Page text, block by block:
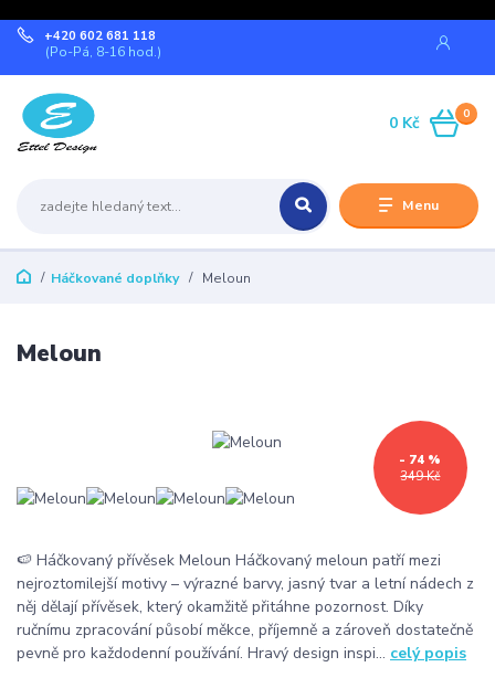
Menu
+420 602 681 118
(Po-Pá, 8-16 hod.)
0
0 Kč
Háčkované doplňky Meloun
Meloun
349 Kč
- 74 %
🍉 Háčkovaný přívěsek Meloun Háčkovaný meloun patří mezi
nejroztomilejší motivy – výrazné barvy, jasný tvar a letní nádech z
něj dělají přívěsek, který okamžitě přitáhne pozornost. Díky
ručnímu zpracování působí měkce, příjemně a zároveň dostatečně
pevně pro každodenní používání. Hravý design inspi... celý popis